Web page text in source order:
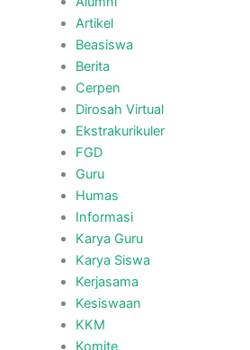
Artikel
Beasiswa
Berita
Cerpen
Dirosah Virtual
Ekstrakurikuler
FGD
Guru
Humas
Informasi
Karya Guru
Karya Siswa
Kerjasama
Kesiswaan
KKM
Komite